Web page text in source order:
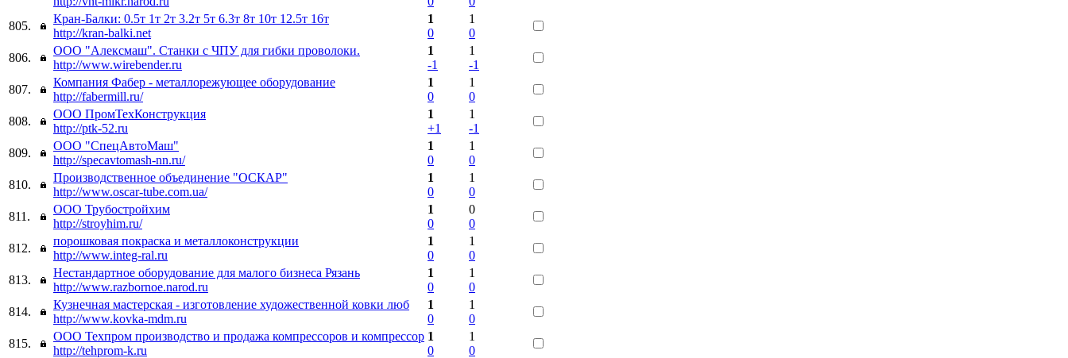
805.
Кран-Балки: 0.5т 1т 2т 3.2т 5т 6.3т 8т 10т 12.5т 16т
http://kran-balki.net
1
0
1
0
806.
ООО "Алексмаш". Станки с ЧПУ для гибки проволоки.
http://www.wirebender.ru
1
-1
1
-1
807.
Компания Фабер - металлорежующее оборудование
http://fabermill.ru/
1
0
1
0
808.
ООО ПромТехКонструкция
http://ptk-52.ru
1
+1
1
-1
809.
ООО "СпецАвтоМаш"
http://specavtomash-nn.ru/
1
0
1
0
810.
Производственное объединение "ОСКАР"
http://www.oscar-tube.com.ua/
1
0
1
0
811.
ООО Трубостройхим
http://stroyhim.ru/
1
0
0
0
812.
порошковая покраска и металлоконструкции
http://www.integ-ral.ru
1
0
1
0
813.
Нестандартное оборудование для малого бизнеса Рязань
http://www.razbornoe.narod.ru
1
0
1
0
814.
Кузнечная мастерская - изготовление художественной ковки люб
http://www.kovka-mdm.ru
1
0
1
0
815.
ООО Техпром производство и продажа компрессоров и компрессор
http://tehprom-k.ru
1
0
1
0